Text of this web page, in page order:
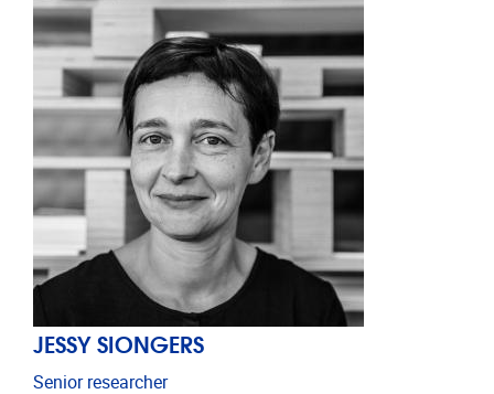
JESSY SIONGERS
Senior researcher